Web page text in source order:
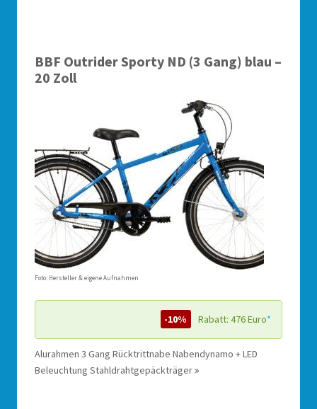
BBF Outrider Sporty ND (3 Gang) blau –
20 Zoll
Foto: Hersteller & eigene Aufnahmen
-10% Rabatt: 476 Euro*
Alurahmen 3 Gang Rücktrittnabe Nabendynamo + LED
Beleuchtung Stahldrahtgepäckträger